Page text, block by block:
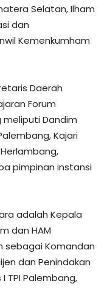
Selatan, Ilham
dan
Kemenkumham
Daerah
Forum
meliputi Dandim
Kajari
pimpinan instansi
adalah Kepala
dan HAM
sebagai Komandan
dan Penindakan
TPI Palembang,